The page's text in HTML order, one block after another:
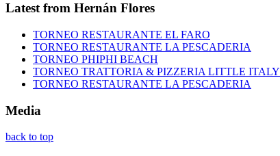
Latest from Hernán Flores
TORNEO RESTAURANTE EL FARO
TORNEO RESTAURANTE LA PESCADERIA
TORNEO PHIPHI BEACH
TORNEO TRATTORIA & PIZZERIA LITTLE ITALY
TORNEO RESTAURANTE LA PESCADERIA
Media
back to top